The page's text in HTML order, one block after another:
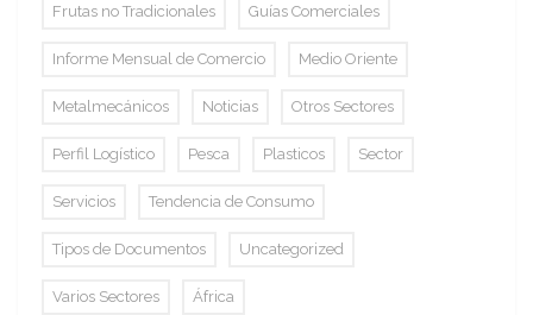
Frutas no Tradicionales Guías Comerciales
Informe Mensual de Comercio Medio Oriente
Metalmecánicos Noticias Otros Sectores
Perfil Logístico Pesca Plasticos Sector
Servicios Tendencia de Consumo
Tipos de Documentos Uncategorized
Varios Sectores África